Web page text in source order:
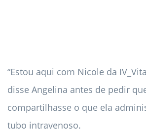
“Estou aqui com Nicole da
disse Angelina antes de pedir
compartilhasse o que ela
tubo intravenoso.